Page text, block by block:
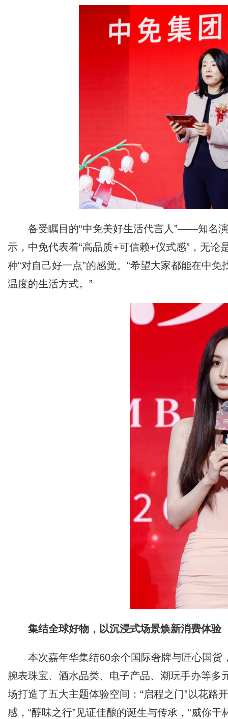
备受瞩目的“中免美好生活代言人”——知名
示，中免代表着“高品质+可信赖+仪式感”，无
种“对自己好一点”的感觉。“希望大家都能在中
温度的生活方式。”
集结全球好物，以沉浸式场景焕新消费体验
本次嘉年华集结60余个国际奢牌与匠心国
腕表珠宝、酒水品类、电子产品、潮玩手办等
场打造了五大主题体验空间：“启程之门”以花路
感，“醇味之行”见证佳酿的诞生与传承，“威你